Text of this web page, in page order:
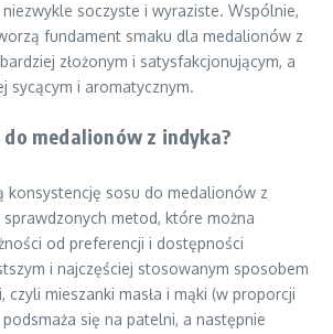
soczyste i wyraziste. Wspólnie,
fundament smaku dla medalionów z
złożonym i satysfakcjonującym, a
sycącym i aromatycznym.
do medalionów z indyka?
konsystencję sosu do medalionów z
sprawdzonych metod, które można
od preferencji i dostępności
i najczęściej stosowanym sposobem
czyli mieszanki masła i mąki (w proporcji
podsmaża się na patelni, a następnie